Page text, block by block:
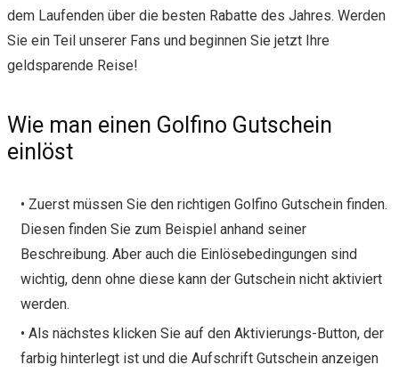
dem Laufenden über die besten Rabatte des Jahres. Werden
Sie ein Teil unserer Fans und beginnen Sie jetzt Ihre
geldsparende Reise!
Wie man einen Golfino Gutschein
einlöst
• Zuerst müssen Sie den richtigen Golfino Gutschein finden.
Diesen finden Sie zum Beispiel anhand seiner
Beschreibung. Aber auch die Einlösebedingungen sind
wichtig, denn ohne diese kann der Gutschein nicht aktiviert
werden.
• Als nächstes klicken Sie auf den Aktivierungs-Button, der
farbig hinterlegt ist und die Aufschrift Gutschein anzeigen